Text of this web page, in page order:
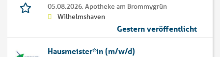
05.08.2026,Apotheke am Brommygrün
Wilhelmshaven
Gestern veröffentlicht
Hausmeister*in (m/w/d)